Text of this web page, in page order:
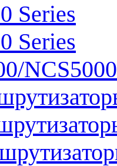
Series
Series